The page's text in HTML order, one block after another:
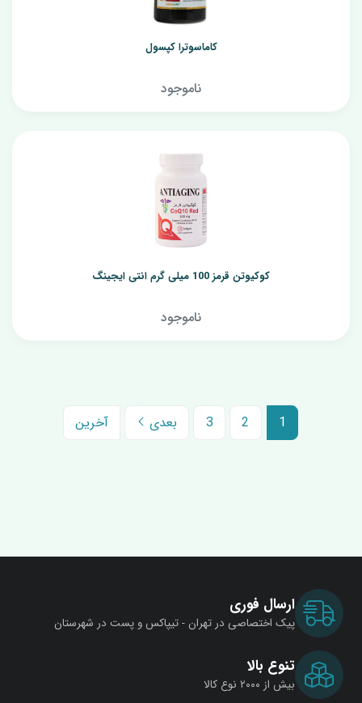
کاماسوترا کپسول
ناموجود
کوکیوتن قرمز 100 میلی گرم انتی ایجینگ
ناموجود
1
2
3 بعدی آخرین
ارسال فوری
پیک اختصاصی در تهران - تیپاکس و پست در شهرستان
تنوع بالا
بیش از ۲۰۰۰ نوع کالا